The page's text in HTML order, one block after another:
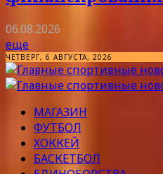
06.08.2026
еще
ЧЕТВЕРГ, 6 АВГУСТА, 2026
МАГАЗИН
ФУТБОЛ
ХОККЕЙ
БАСКЕТБОЛ